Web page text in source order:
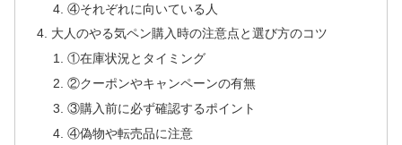
④それぞれに向いている人
大人のやる気ペン購入時の注意点と選び方のコツ
①在庫状況とタイミング
②クーポンやキャンペーンの有無
③購入前に必ず確認するポイント
④偽物や転売品に注意